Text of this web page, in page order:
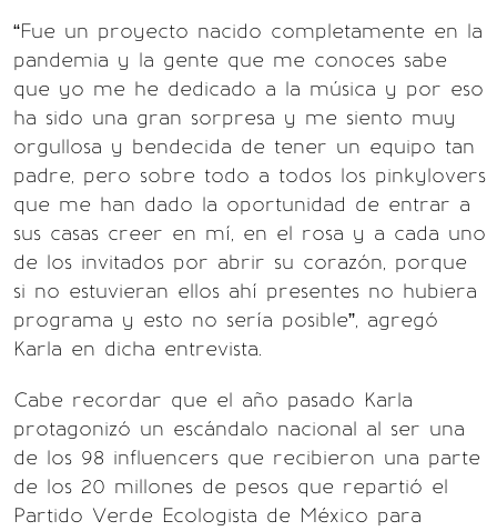
“Fue un proyecto nacido completamente en la
pandemia y la gente que me conoces sabe
que yo me he dedicado a la música y por eso
ha sido una gran sorpresa y me siento muy
orgullosa y bendecida de tener un equipo tan
padre, pero sobre todo a todos los pinkylovers
que me han dado la oportunidad de entrar a
sus casas creer en mí, en el rosa y a cada uno
de los invitados por abrir su corazón, porque
si no estuvieran ellos ahí presentes no hubiera
programa y esto no sería posible”, agregó
Karla en dicha entrevista.
Cabe recordar que el año pasado Karla
protagonizó un escándalo nacional al ser una
de los 98 influencers que recibieron una parte
de los 20 millones de pesos que repartió el
Partido Verde Ecologista de México para